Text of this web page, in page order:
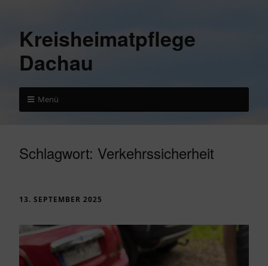
Kreisheimatpflege
Dachau
Menü
Schlagwort: Verkehrssicherheit
13. SEPTEMBER 2025